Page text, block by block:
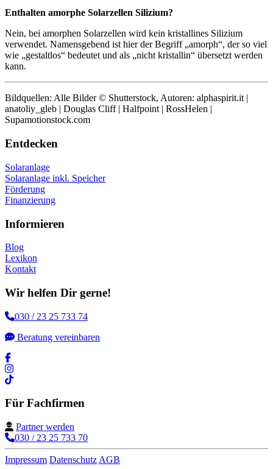
Enthalten amorphe Solarzellen Silizium?
Nein, bei amorphen Solarzellen wird kein kristallines Silizium
verwendet. Namensgebend ist hier der Begriff „amorph“, der so viel
wie „gestaltlos“ bedeutet und als „nicht kristallin“ übersetzt werden
kann.
Bildquellen: Alle Bilder © Shutterstock, Autoren: alphaspirit.it |
anatoliy_gleb | Douglas Cliff | Halfpoint | RossHelen |
Supamotionstock.com
Entdecken
Solaranlage
Solaranlage inkl. Speicher
Förderung
Finanzierung
Informieren
Blog
Lexikon
Kontakt
Wir helfen Dir gerne!
030 / 23 25 733 74
Beratung vereinbaren
Für Fachfirmen
Partner werden
030 / 23 25 733 70
Impressum Datenschutz AGB